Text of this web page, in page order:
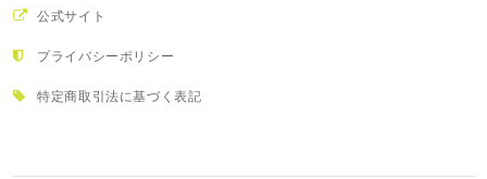
公式サイト
プライバシーポリシー
特定商取引法に基づく表記